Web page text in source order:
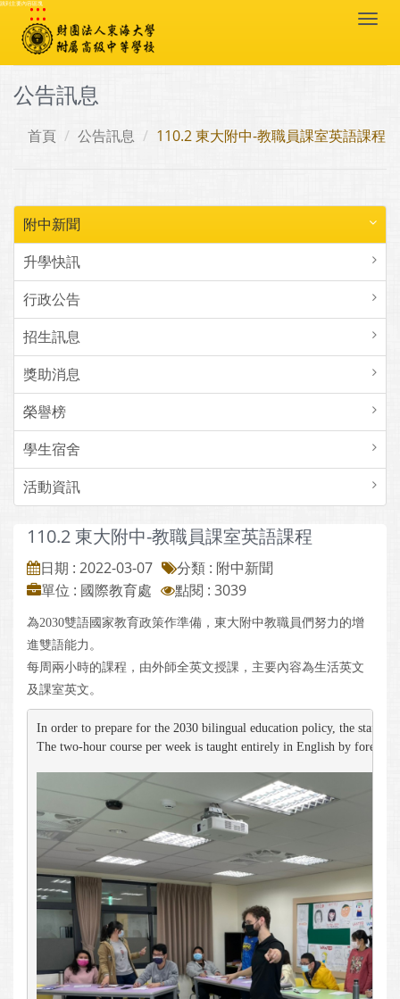
跳到主要內容區塊
:::
公告訊息
首頁 公告訊息 110.2 東大附中-教職員課室英語課程
附中新聞
升學快訊
行政公告
招生訊息
獎助消息
榮譽榜
學生宿舍
活動資訊
110.2 東大附中-教職員課室英語課程
日期 : 2022-03-07
分類 : 附中新聞
單位 : 國際教育處
點閱 : 3039
為2030雙語國家教育政策作準備，東大附中教職員們努力的增
進雙語能力。
每周兩小時的課程，由外師全英文授課，主要內容為生活英文
及課室英文。
In order to prepare for the 2030 bilingual education policy, the